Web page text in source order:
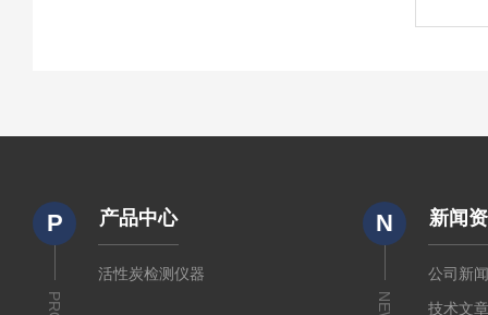
P 产品中心
活性炭检测仪器
N 新闻
公司新
技术文